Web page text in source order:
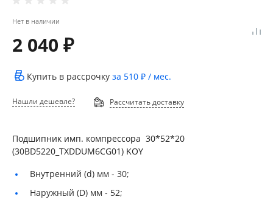
Нет в наличии
2 040 ₽
Купить в рассрочку за 510 ₽ / мес.
Нашли дешевле? Рассчитать доставку
Подшипник имп. компрессора 30*52*20
(30BD5220_TXDDUM6CG01) KOY
Внутренний (d) мм - 30;
Наружный (D) мм - 52;